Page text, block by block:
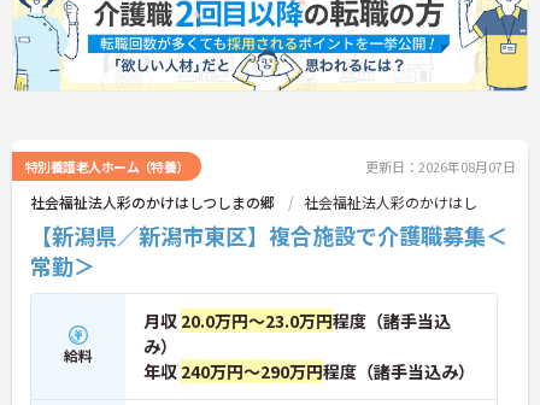
特別養護老人ホーム（特養） 更新日：2026年08月07日
社会福祉法人彩のかけはしつしまの郷 社会福祉法人彩のかけはし
【新潟県／新潟市東区】複合施設で介護職募集＜
常勤＞
給料
月収 20.0万円～23.0万円程度（諸手当込
み）
年収 240万円～290万円程度（諸手当込み）